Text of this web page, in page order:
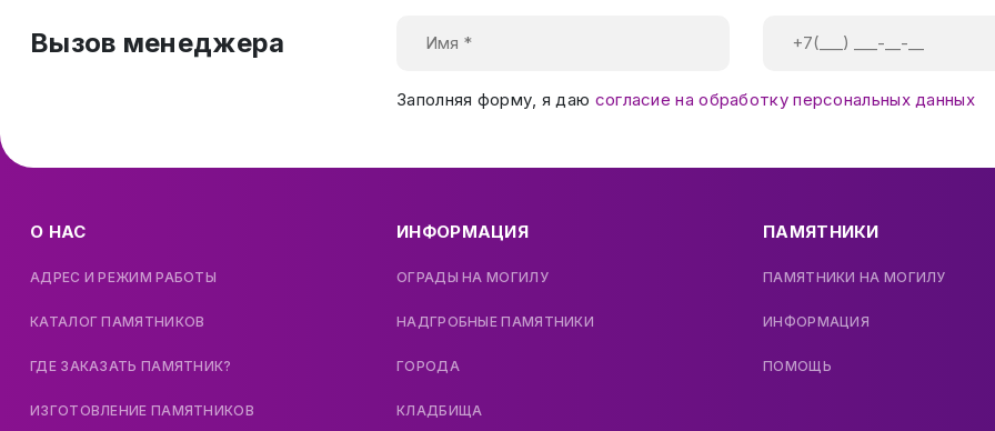
Вызов менеджера
Заполняя форму, я даю согласие на обработку персональных данных
О НАС
АДРЕС И РЕЖИМ РАБОТЫ
КАТАЛОГ ПАМЯТНИКОВ
ГДЕ ЗАКАЗАТЬ ПАМЯТНИК?
ИЗГОТОВЛЕНИЕ ПАМЯТНИКОВ
ИНФОРМАЦИЯ
ОГРАДЫ НА МОГИЛУ
НАДГРОБНЫЕ ПАМЯТНИКИ
ГОРОДА
КЛАДБИЩА
ПАМЯТНИКИ
ПАМЯТНИКИ НА МОГИЛУ
ИНФОРМАЦИЯ
ПОМОЩЬ